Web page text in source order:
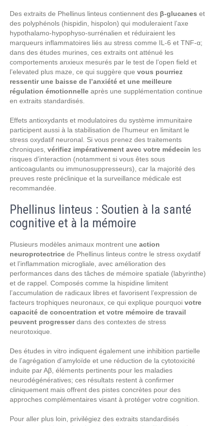
Des extraits de Phellinus linteus contiennent des β-glucanes et
des polyphénols (hispidin, hispolon) qui moduleraient l’axe
hypothalamo‑hypophyso‑surrénalien et réduiraient les
marqueurs inflammatoires liés au stress comme IL‑6 et TNF‑α;
dans des études murines, ces extraits ont atténué les
comportements anxieux mesurés par le test de l’open field et
l’elevated plus maze, ce qui suggère que vous pourriez
ressentir une baisse de l’anxiété et une meilleure
régulation émotionnelle après une supplémentation continue
en extraits standardisés.
Effets antioxydants et modulatoires du système immunitaire
participent aussi à la stabilisation de l’humeur en limitant le
stress oxydatif neuronal. Si vous prenez des traitements
chroniques, vérifiez impérativement avec votre médecin les
risques d’interaction (notamment si vous êtes sous
anticoagulants ou immunosuppresseurs), car la majorité des
preuves reste préclinique et la surveillance médicale est
recommandée.
Phellinus linteus : Soutien à la santé
cognitive et à la mémoire
Plusieurs modèles animaux montrent une action
neuroprotectrice de Phellinus linteus contre le stress oxydatif
et l’inflammation microgliale, avec amélioration des
performances dans des tâches de mémoire spatiale (labyrinthe)
et de rappel. Composés comme la hispidine limitent
l’accumulation de radicaux libres et favorisent l’expression de
facteurs trophiques neuronaux, ce qui explique pourquoi votre
capacité de concentration et votre mémoire de travail
peuvent progresserdans des contextes de stress
neurotoxique.
Des études in vitro indiquent également une inhibition partielle
de l’agrégation d’amyloïde et une réduction de la cytotoxicité
induite par Aβ, éléments pertinents pour les maladies
neurodégénératives; ces résultats restent à confirmer
cliniquement mais offrent des pistes concrètes pour des
approches complémentaires visant à protéger votre cognition.
Pour aller plus loin, privilégiez des extraits standardisés